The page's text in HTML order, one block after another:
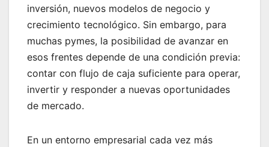
inversión, nuevos modelos de negocio y
crecimiento tecnológico. Sin embargo, para
muchas pymes, la posibilidad de avanzar en
esos frentes depende de una condición previa:
contar con flujo de caja suficiente para operar,
invertir y responder a nuevas oportunidades
de mercado.
En un entorno empresarial cada vez más